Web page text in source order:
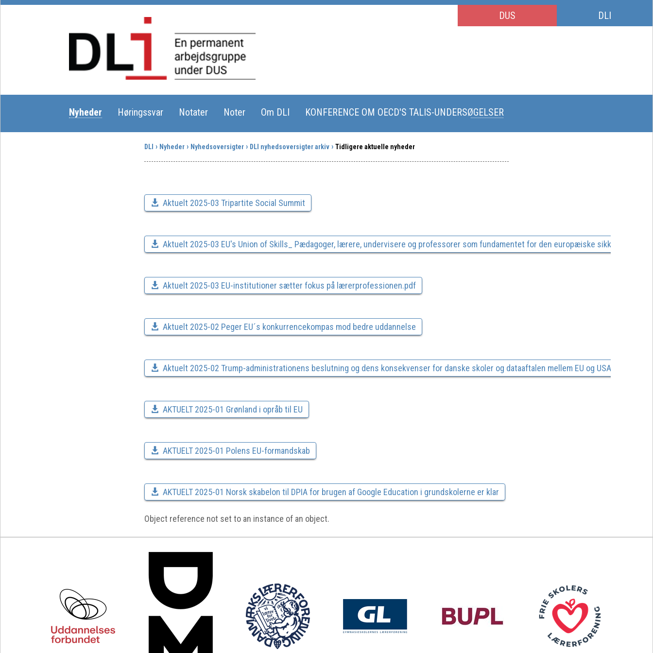
DUS DLI
Nyheder Høringssvar Notater Noter Om DLI KONFERENCE OM OECD'S TALIS-UNDERSØGELSER
DLI Nyheder Nyhedsoversigter DLI nyhedsoversigter arkiv Tidligere aktuelle nyheder
Aktuelt 2025-03 Tripartite Social Summit
Aktuelt 2025-03 EU's Union of Skills_ Pædagoger, lærere, undervisere og professorer som fundamentet for den europæiske sikkerhed,
Aktuelt 2025-03 EU-institutioner sætter fokus på lærerprofessionen.pdf
Aktuelt 2025-02 Peger EU´s konkurrencekompas mod bedre uddannelse
Aktuelt 2025-02 Trump-administrationens beslutning og dens konsekvenser for danske skoler og dataaftalen mellem EU og USA.pdf
AKTUELT 2025-01 Grønland i opråb til EU
AKTUELT 2025-01 Polens EU-formandskab
AKTUELT 2025-01 Norsk skabelon til DPIA for brugen af Google Education i grundskolerne er klar
Object reference not set to an instance of an object.